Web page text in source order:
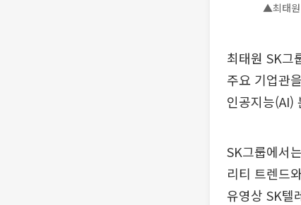
▲최태원
최태원 SK그
주요 기업관
인공지능(AI)
SK그룹에서
리티 트렌드
유영상 SK텔